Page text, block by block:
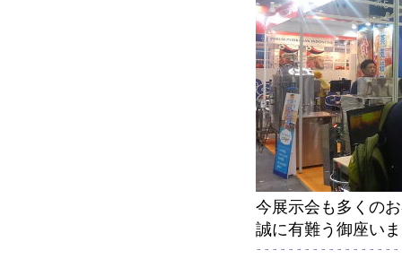
今展示会も多くの
誠に有難う御座い